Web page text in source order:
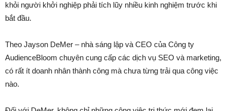
khỏi người khởi nghiệp phải tích lũy nhiều kinh nghiệm trước khi
bắt đầu.
Theo Jayson DeMer – nhà sáng lập và CEO của Công ty
AudienceBloom chuyên cung cấp các dịch vụ SEO và marketing,
có rất ít doanh nhân thành công mà chưa từng trải qua công việc
nào.